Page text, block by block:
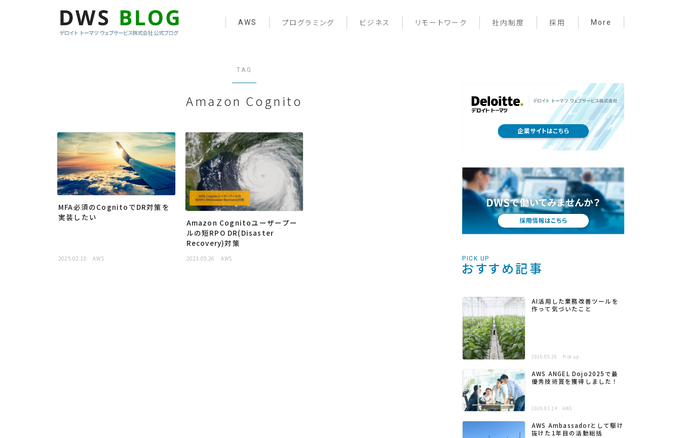
AWS プログラミング ビジネス リモートワーク 社内制度 採用 More
サーバーレス
プライベート
メンバー紹介
TAG
Amazon Cognito
MFA必須のCognitoでDR対策を
実装したい
2025.02.10 AWS
Amazon Cognitoユーザープー
ルの短RPO DR(Disaster
Recovery)対策
2023.05.26 AWS PICK UP
おすすめ記事
AI活用した業務改善ツールを
作って気づいたこと
2026.05.26 Pick up
AWS ANGEL Dojo2025で最
優秀技術賞を獲得しました！
2026.01.14 AWS
AWS Ambassadorとして駆け
抜けた1年目の活動総括